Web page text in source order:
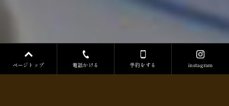
ページトップ 電話かける 予約をする instagram